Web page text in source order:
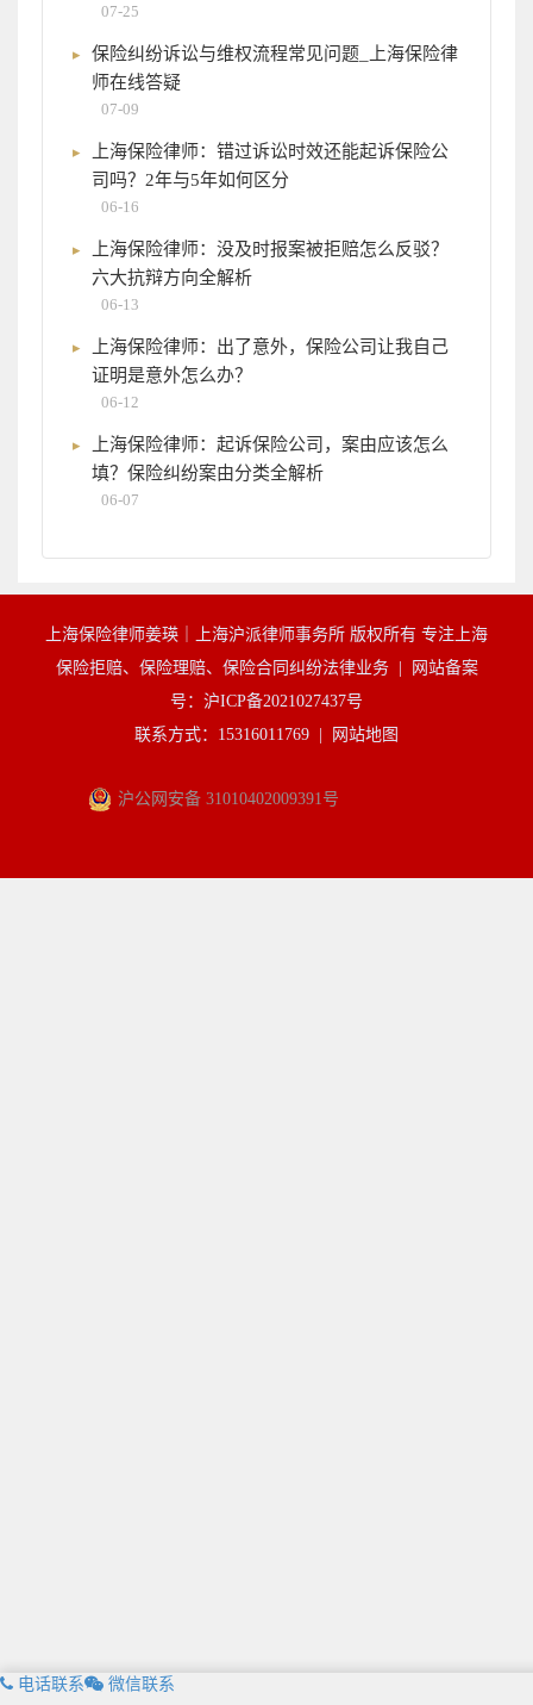
07-25
保险纠纷诉讼与维权流程常见问题_上海保险律
师在线答疑
07-09
上海保险律师：错过诉讼时效还能起诉保险公
司吗？2年与5年如何区分
06-16
上海保险律师：没及时报案被拒赔怎么反驳？
六大抗辩方向全解析
06-13
上海保险律师：出了意外，保险公司让我自己
证明是意外怎么办？
06-12
上海保险律师：起诉保险公司，案由应该怎么
填？保险纠纷案由分类全解析
06-07
上海保险律师姜瑛｜上海沪派律师事务所 版权所有 专注上海
保险拒赔、保险理赔、保险合同纠纷法律业务 |
网站备案
号：沪ICP备2021027437号
联系方式：15316011769 |
网站地图
沪公网安备 31010402009391号
电话联系 微信联系